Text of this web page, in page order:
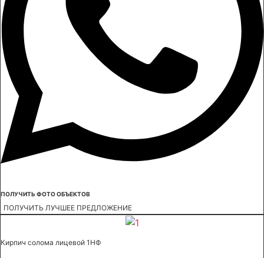
ПОЛУЧИТЬ ФОТО ОБЪЕКТОВ
ПОЛУЧИТЬ ЛУЧШЕЕ ПРЕДЛОЖЕНИЕ
Кирпич солома лицевой 1НФ